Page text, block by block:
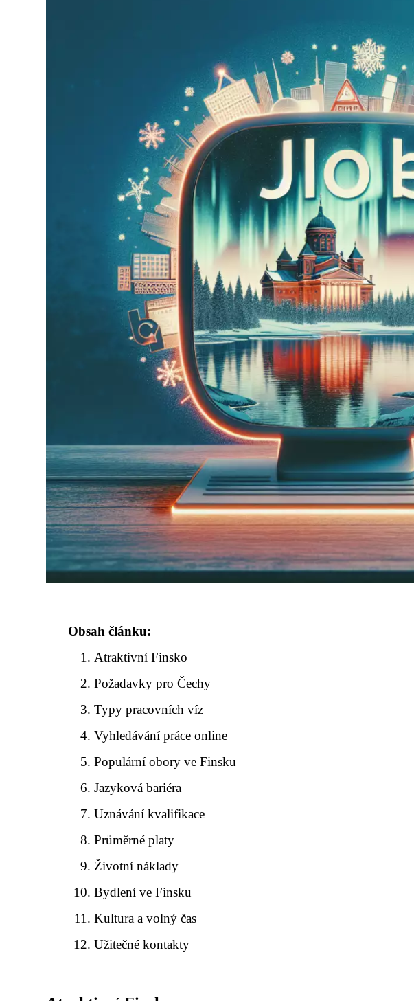
Obsah článku:
Atraktivní Finsko
Požadavky pro Čechy
Typy pracovních víz
Vyhledávání práce online
Populární obory ve Finsku
Jazyková bariéra
Uznávání kvalifikace
Průměrné platy
Životní náklady
Bydlení ve Finsku
Kultura a volný čas
Užitečné kontakty